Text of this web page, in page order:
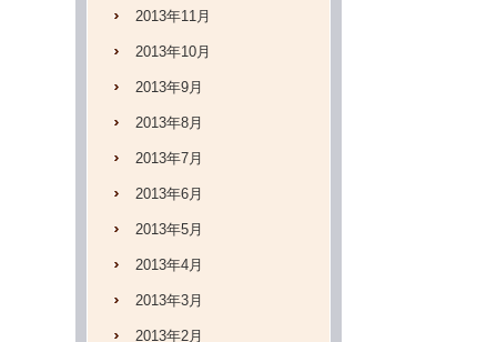
2013年11月
2013年10月
2013年9月
2013年8月
2013年7月
2013年6月
2013年5月
2013年4月
2013年3月
2013年2月